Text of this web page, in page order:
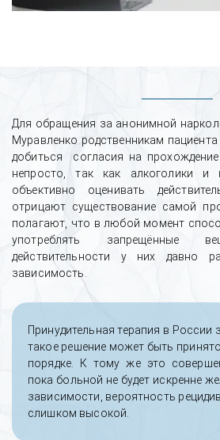
Для обращения за анонимной
Муравленко родственникам
добиться согласия на
непросто, так как алкоголики и
объективно оценивать
отрицают существование самой
полагают, что в любой момент
употреблять запрещённые
действительности у них давно
зависимость.
Принудительная терапия в России
такое решение может быть
порядке. К тому же это
пока больной не будет искренне
зависимости, вероятность
слишком высокой.